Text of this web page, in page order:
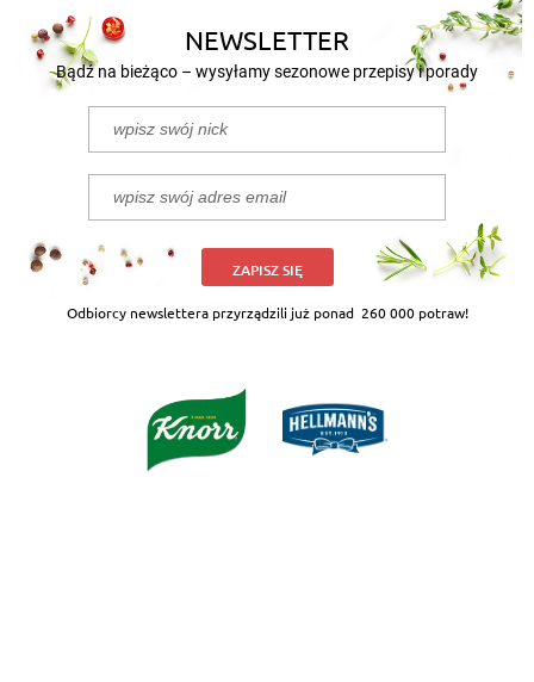
NEWSLETTER
Bądź na bieżąco – wysyłamy sezonowe przepisy i porady
ZAPISZ SIĘ
Odbiorcy newslettera przyrządzili już ponad 260 000 potraw!